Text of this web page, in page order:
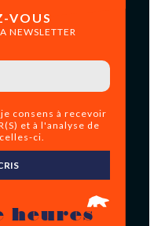
VOUS
NEWSLETTER
consens à recevoir
et à l'analyse de
ci.
heures